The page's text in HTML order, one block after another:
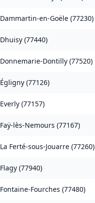
Dammartin-en-Goële (77230)
Dhuisy (77440)
Donnemarie-Dontilly (77520)
Égligny (77126)
Everly (77157)
Faÿ-lès-Nemours (77167)
La Ferté-sous-Jouarre (77260)
Flagy (77940)
Fontaine-Fourches (77480)